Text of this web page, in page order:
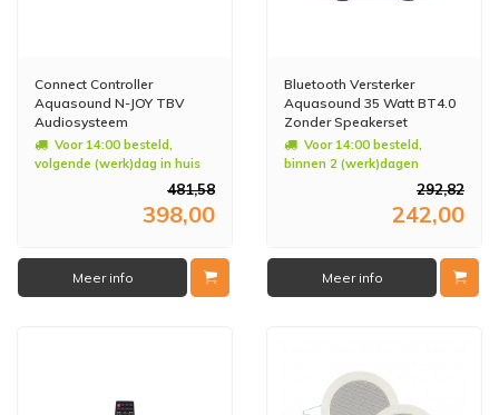
Connect Controller
Aquasound N-JOY TBV
Audiosysteem
Voor 14:00 besteld,
volgende (werk)dag in huis
481,58
398,00
Meer info
Bluetooth Versterker
Aquasound 35 Watt BT4.0
Zonder Speakerset
Voor 14:00 besteld,
binnen 2 (werk)dagen
292,82
242,00
Meer info